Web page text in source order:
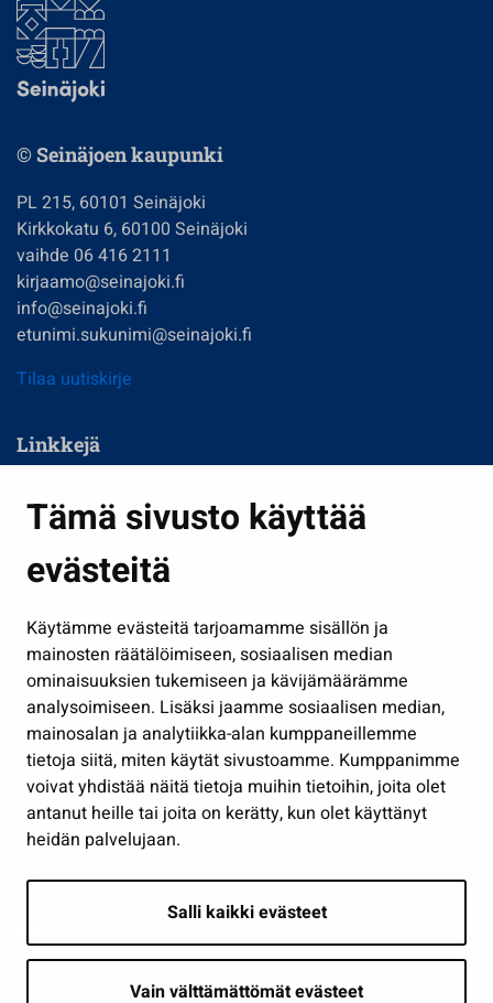
Tämä sivusto käyttää
evästeitä
Käytämme evästeitä tarjoamamme sisällön ja
mainosten räätälöimiseen, sosiaalisen median
ominaisuuksien tukemiseen ja kävijämäärämme
analysoimiseen. Lisäksi jaamme sosiaalisen median,
mainosalan ja analytiikka-alan kumppaneillemme
tietoja siitä, miten käytät sivustoamme. Kumppanimme
voivat yhdistää näitä tietoja muihin tietoihin, joita olet
antanut heille tai joita on kerätty, kun olet käyttänyt
heidän palvelujaan.
Salli kaikki evästeet
Vain välttämättömät evästeet
© Seinäjoen kaupunki
PL 215, 60101 Seinäjoki
Kirkkokatu 6, 60100 Seinäjoki
vaihde 06 416 2111
kirjaamo@seinajoki.fi
info@seinajoki.fi
etunimi.sukunimi@seinajoki.fi
Tilaa uutiskirje
Linkkejä
Kasvatus ja opetus
Kulttuuri ja liikunta
Työ ja yrittäminen
Osallistu ja asioi
Näytä omat evästeasetukseni
Seuraa meitä